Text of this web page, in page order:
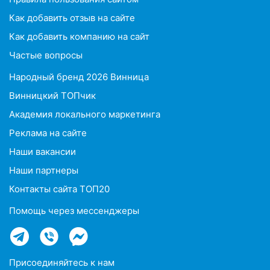
Ровно
Одесса
Харьков
Днепр
Львов
Рог
Как добавить отзыв на сайте
Как добавить компанию на сайт
Частые вопросы
Народный бренд 2026 Винница
Винницкий ТОПчик
Академия локального маркетинга
Реклама на сайте
Наши вакансии
Наши партнеры
Контакты сайта ТОП20
Помощь через мессенджеры
Присоединяйтесь к нам